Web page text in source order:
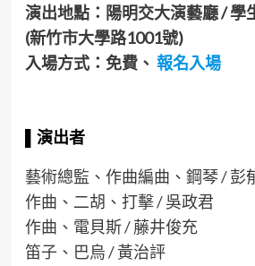
演出地點： 陽明交大演藝廳 / 學
(新竹市大學路1001號)
入場方式：免費、 報名入場
演出者
藝術總監、作曲編曲、鋼琴 / 彭
作曲、二胡、打擊 / 吳政君
作曲、電貝斯 / 藤井俊充
笛子、巴烏 / 黃治評